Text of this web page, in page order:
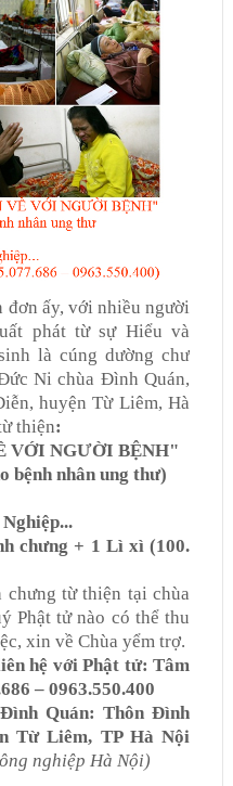
đơn ấy, với nhiều người
phát từ sự Hiểu và
sinh làcúng dường chư
Ni chùa Đình Quán,
huyện Từ Liêm, Hà
thiện:
VỚI NGƯỜI BỆNH"
bệnh nhân ung thư)
chưng + 1 Lì xì (100.
chưng từ thiện tại chùa
Phật tử nào có thể thu
xin về Chùa yểm trợ.
hệ với Phật tử: Tâm
– 0963.550.400
Quán: Thôn Đình
Từ Liêm, TP Hà Nội
nghiệp Hà Nội)